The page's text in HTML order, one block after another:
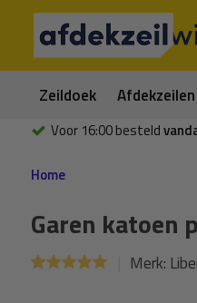
Zeildoek Afdekzeilen
Voor 16:00 besteld
Home
Garen katoen
Merk: